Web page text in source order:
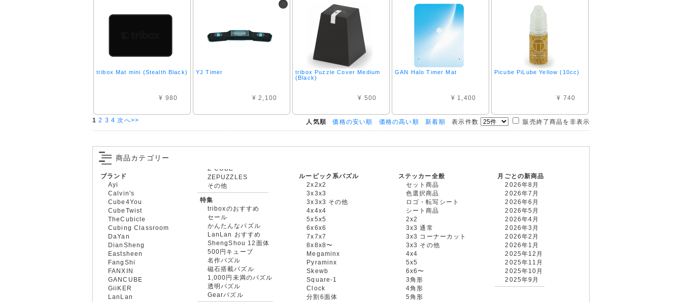
tribox Mat mini (Stealth Black)
¥ 980
YJ Timer
¥ 2,100
tribox Puzzle Cover Medium
(Black)
¥ 500
GAN Halo Timer Mat
¥ 1,400
Picube PiLube Yellow (10cc)
¥ 740
人気順 価格の安い順 価格の高い順 新着順 表示件数 販売終了商品を非表示
1 2 3 4 次へ>>
商品カテゴリー
ブランド
Ayi
Calvin's
Cube4You
CubeTwist
TheCubicle
Cubing Classroom
DaYan
DianSheng
Eastsheen
FangShi
FANXIN
GANCUBE
GiiKER
LanLan
ZEPUZZLES
その他
特集
triboxのおすすめ
セール
かんたんなパズル
LanLan おすすめ
ShengShou 12面体
500円キューブ
名作パズル
磁石搭載パズル
1,000円未満のパズル
透明パズル
Gearパズル
ルービック系パズル
2x2x2
3x3x3
3x3x3 その他
4x4x4
5x5x5
6x6x6
7x7x7
8x8x8〜
Megaminx
Pyraminx
Skewb
Square-1
Clock
分割6面体
ステッカー全般
セット商品
色選択商品
ロゴ・転写シート
シート商品
2x2
3x3 通常
3x3 コーナーカット
3x3 その他
4x4
5x5
6x6〜
3角形
4角形
5角形
月ごとの新商品
2026年8月
2026年7月
2026年6月
2026年5月
2026年4月
2026年3月
2026年2月
2026年1月
2025年12月
2025年11月
2025年10月
2025年9月